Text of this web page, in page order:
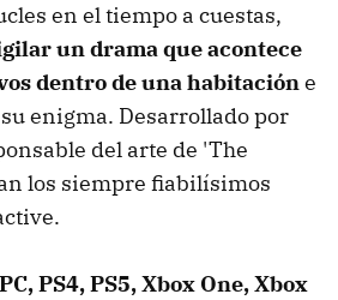
en el tiempo a cuestas,
un drama que acontece
dentro de una habitacióne
enigma. Desarrollado por
del arte de 'The
los siempre fiabilísimos
PS4, PS5, Xbox One, Xbox